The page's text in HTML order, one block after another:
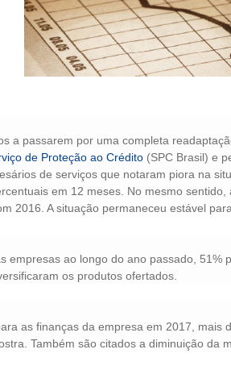
a passarem por uma completa
de Proteção ao Crédito (SPC Brasil) e
de serviços que notaram piora na
em 12 meses. No mesmo
2016. A situação permaneceu estável
empresas ao longo do ano passado,
os produtos ofertados.
as finanças da empresa em 2017,
Também são citados a diminuição da